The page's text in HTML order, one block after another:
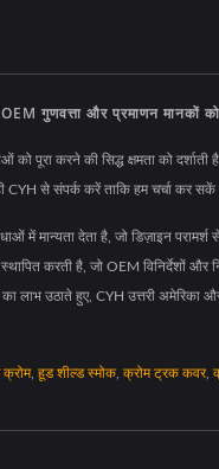
गुणवत्ता और प्रमाणन मानकों
पूरा करने की सिद्ध क्षमता को
CYH से संपर्क करें ताकि हम चर्चा
में मान्यता देता है, जो डिज़ाइन
करती है, जो OEM विनिर्देशों
उठाते हुए, CYH उत्तरी अमेरिका
क्रोम, हूड शील्ड स्मोक क्रोम ट्रक कवर,